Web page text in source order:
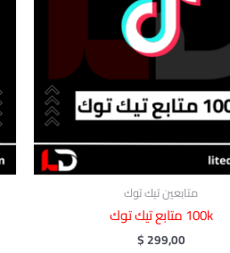
متابعين تيك توك
100k متابع تيك توك
$299,00